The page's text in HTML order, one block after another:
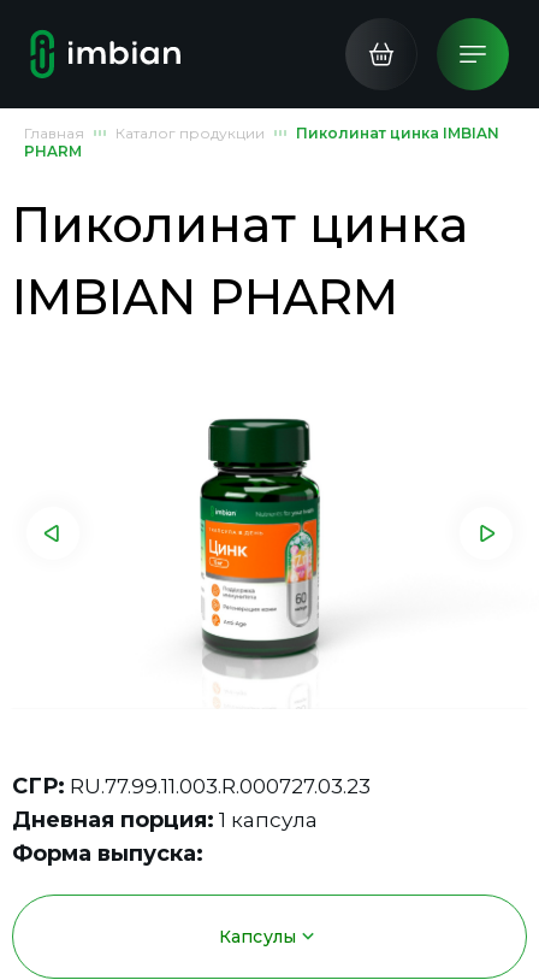
Главная Каталог продукции
Пиколинат цинка IMBIAN
PHARM
Пиколинат цинка
IMBIAN PHARM
СГР: RU.77.99.11.003.R.000727.03.23
Дневная порция: 1 капсула
Форма выпуска:
Капсулы